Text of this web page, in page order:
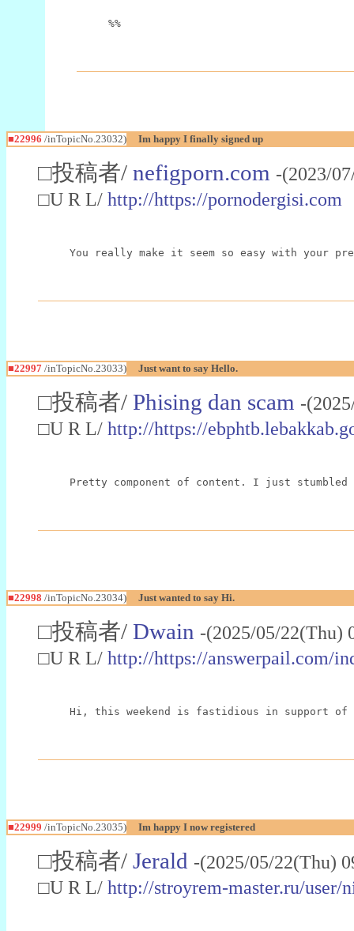
%%
■22996 /inTopicNo.23032) Im happy I finally signed up
□投稿者/ nefigporn.com -(2023/
□U R L/ http://https://pornodergisi.com
You really make it seem so easy with your
■22997 /inTopicNo.23033) Just want to say Hello.
□投稿者/ Phising dan scam -
□U R L/ http://https://
Pretty component of content. I just
■22998 /inTopicNo.23034) Just wanted to say Hi.
□投稿者/ Dwain -(2025/05/
□U R L/ http://https://answerpail.com/
Hi, this weekend is fastidious in support of
■22999 /inTopicNo.23035) Im happy I now registered
□投稿者/ Jerald -(2025/05/22(Thu)
□U R L/ http://stroyrem-master.ru/user/